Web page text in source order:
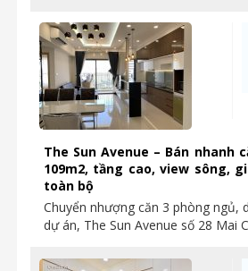
The Sun Avenue – Bán nhanh
109m2, tầng cao, view sông,
toàn bộ
Chuyển nhượng căn 3 phòng ngủ,
dự án, The Sun Avenue số 28 Mai